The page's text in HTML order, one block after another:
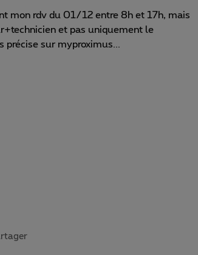
mon rdv du 01/12 entre 8h et 17h, mais
et pas uniquement le
précise sur myproximus...